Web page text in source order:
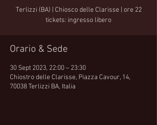
Terlizzi (BA) | Chiosco delle Clarisse | ore 22
tickets: ingresso libero
Orario & Sede
30 Sept 2023, 22:00 – 23:30
Chiostro delle Clarisse, Piazza Cavour, 14,
70038 Terlizzi BA, Italia